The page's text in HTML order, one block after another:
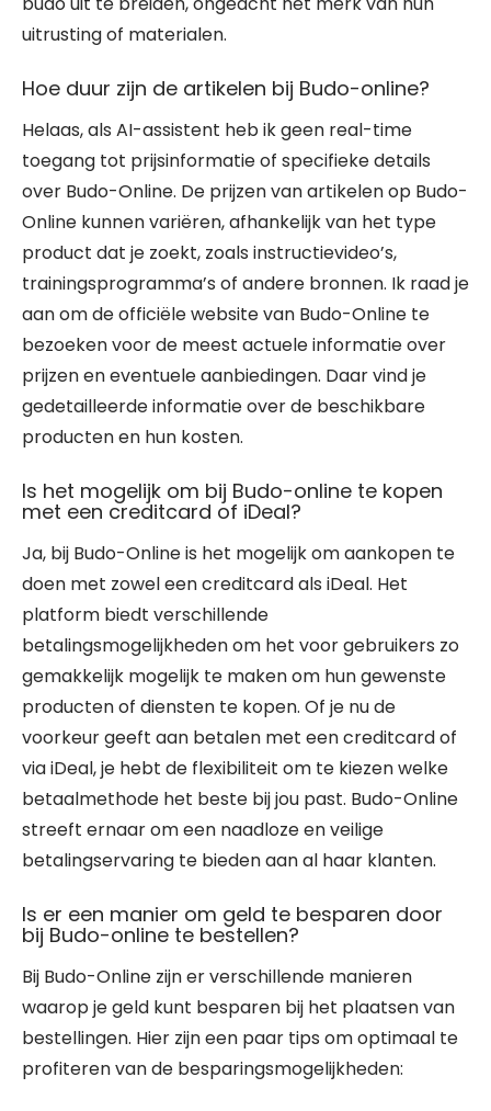
uitrusting of materialen.
Hoe duur zijn de artikelen bij Budo-online?
Helaas, als AI-assistent heb ik geen real-time
toegang tot prijsinformatie of specifieke details
over Budo-Online. De prijzen van artikelen op Budo-
Online kunnen variëren, afhankelijk van het type
product dat je zoekt, zoals instructievideo’s,
trainingsprogramma’s of andere bronnen. Ik raad je
aan om de officiële website van Budo-Online te
bezoeken voor de meest actuele informatie over
prijzen en eventuele aanbiedingen. Daar vind je
gedetailleerde informatie over de beschikbare
producten en hun kosten.
Is het mogelijk om bij Budo-online te kopen
met een creditcard of iDeal?
Ja, bij Budo-Online is het mogelijk om aankopen te
doen met zowel een creditcard als iDeal. Het
platform biedt verschillende
betalingsmogelijkheden om het voor gebruikers zo
gemakkelijk mogelijk te maken om hun gewenste
producten of diensten te kopen. Of je nu de
voorkeur geeft aan betalen met een creditcard of
via iDeal, je hebt de flexibiliteit om te kiezen welke
betaalmethode het beste bij jou past. Budo-Online
streeft ernaar om een naadloze en veilige
betalingservaring te bieden aan al haar klanten.
Is er een manier om geld te besparen door
bij Budo-online te bestellen?
Bij Budo-Online zijn er verschillende manieren
waarop je geld kunt besparen bij het plaatsen van
bestellingen. Hier zijn een paar tips om optimaal te
profiteren van de besparingsmogelijkheden: